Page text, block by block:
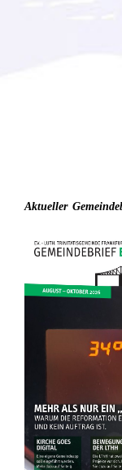
Aktueller